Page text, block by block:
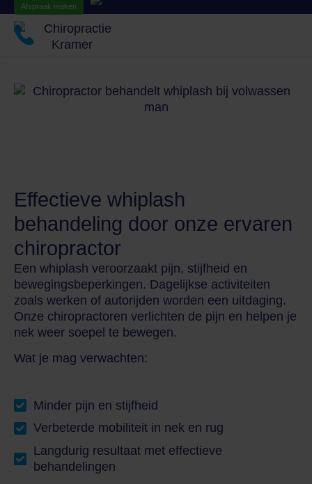
Afspraak maken
Effectieve whiplash
behandeling door onze ervaren
chiropractor
Een whiplash veroorzaakt pijn, stijfheid en
bewegingsbeperkingen. Dagelijkse activiteiten
zoals werken of autorijden worden een uitdaging.
Onze chiropractoren verlichten de pijn en helpen je
nek weer soepel te bewegen.
Wat je mag verwachten:
Minder pijn en stijfheid
Verbeterde mobiliteit in nek en rug
Langdurig resultaat met effectieve
behandelingen